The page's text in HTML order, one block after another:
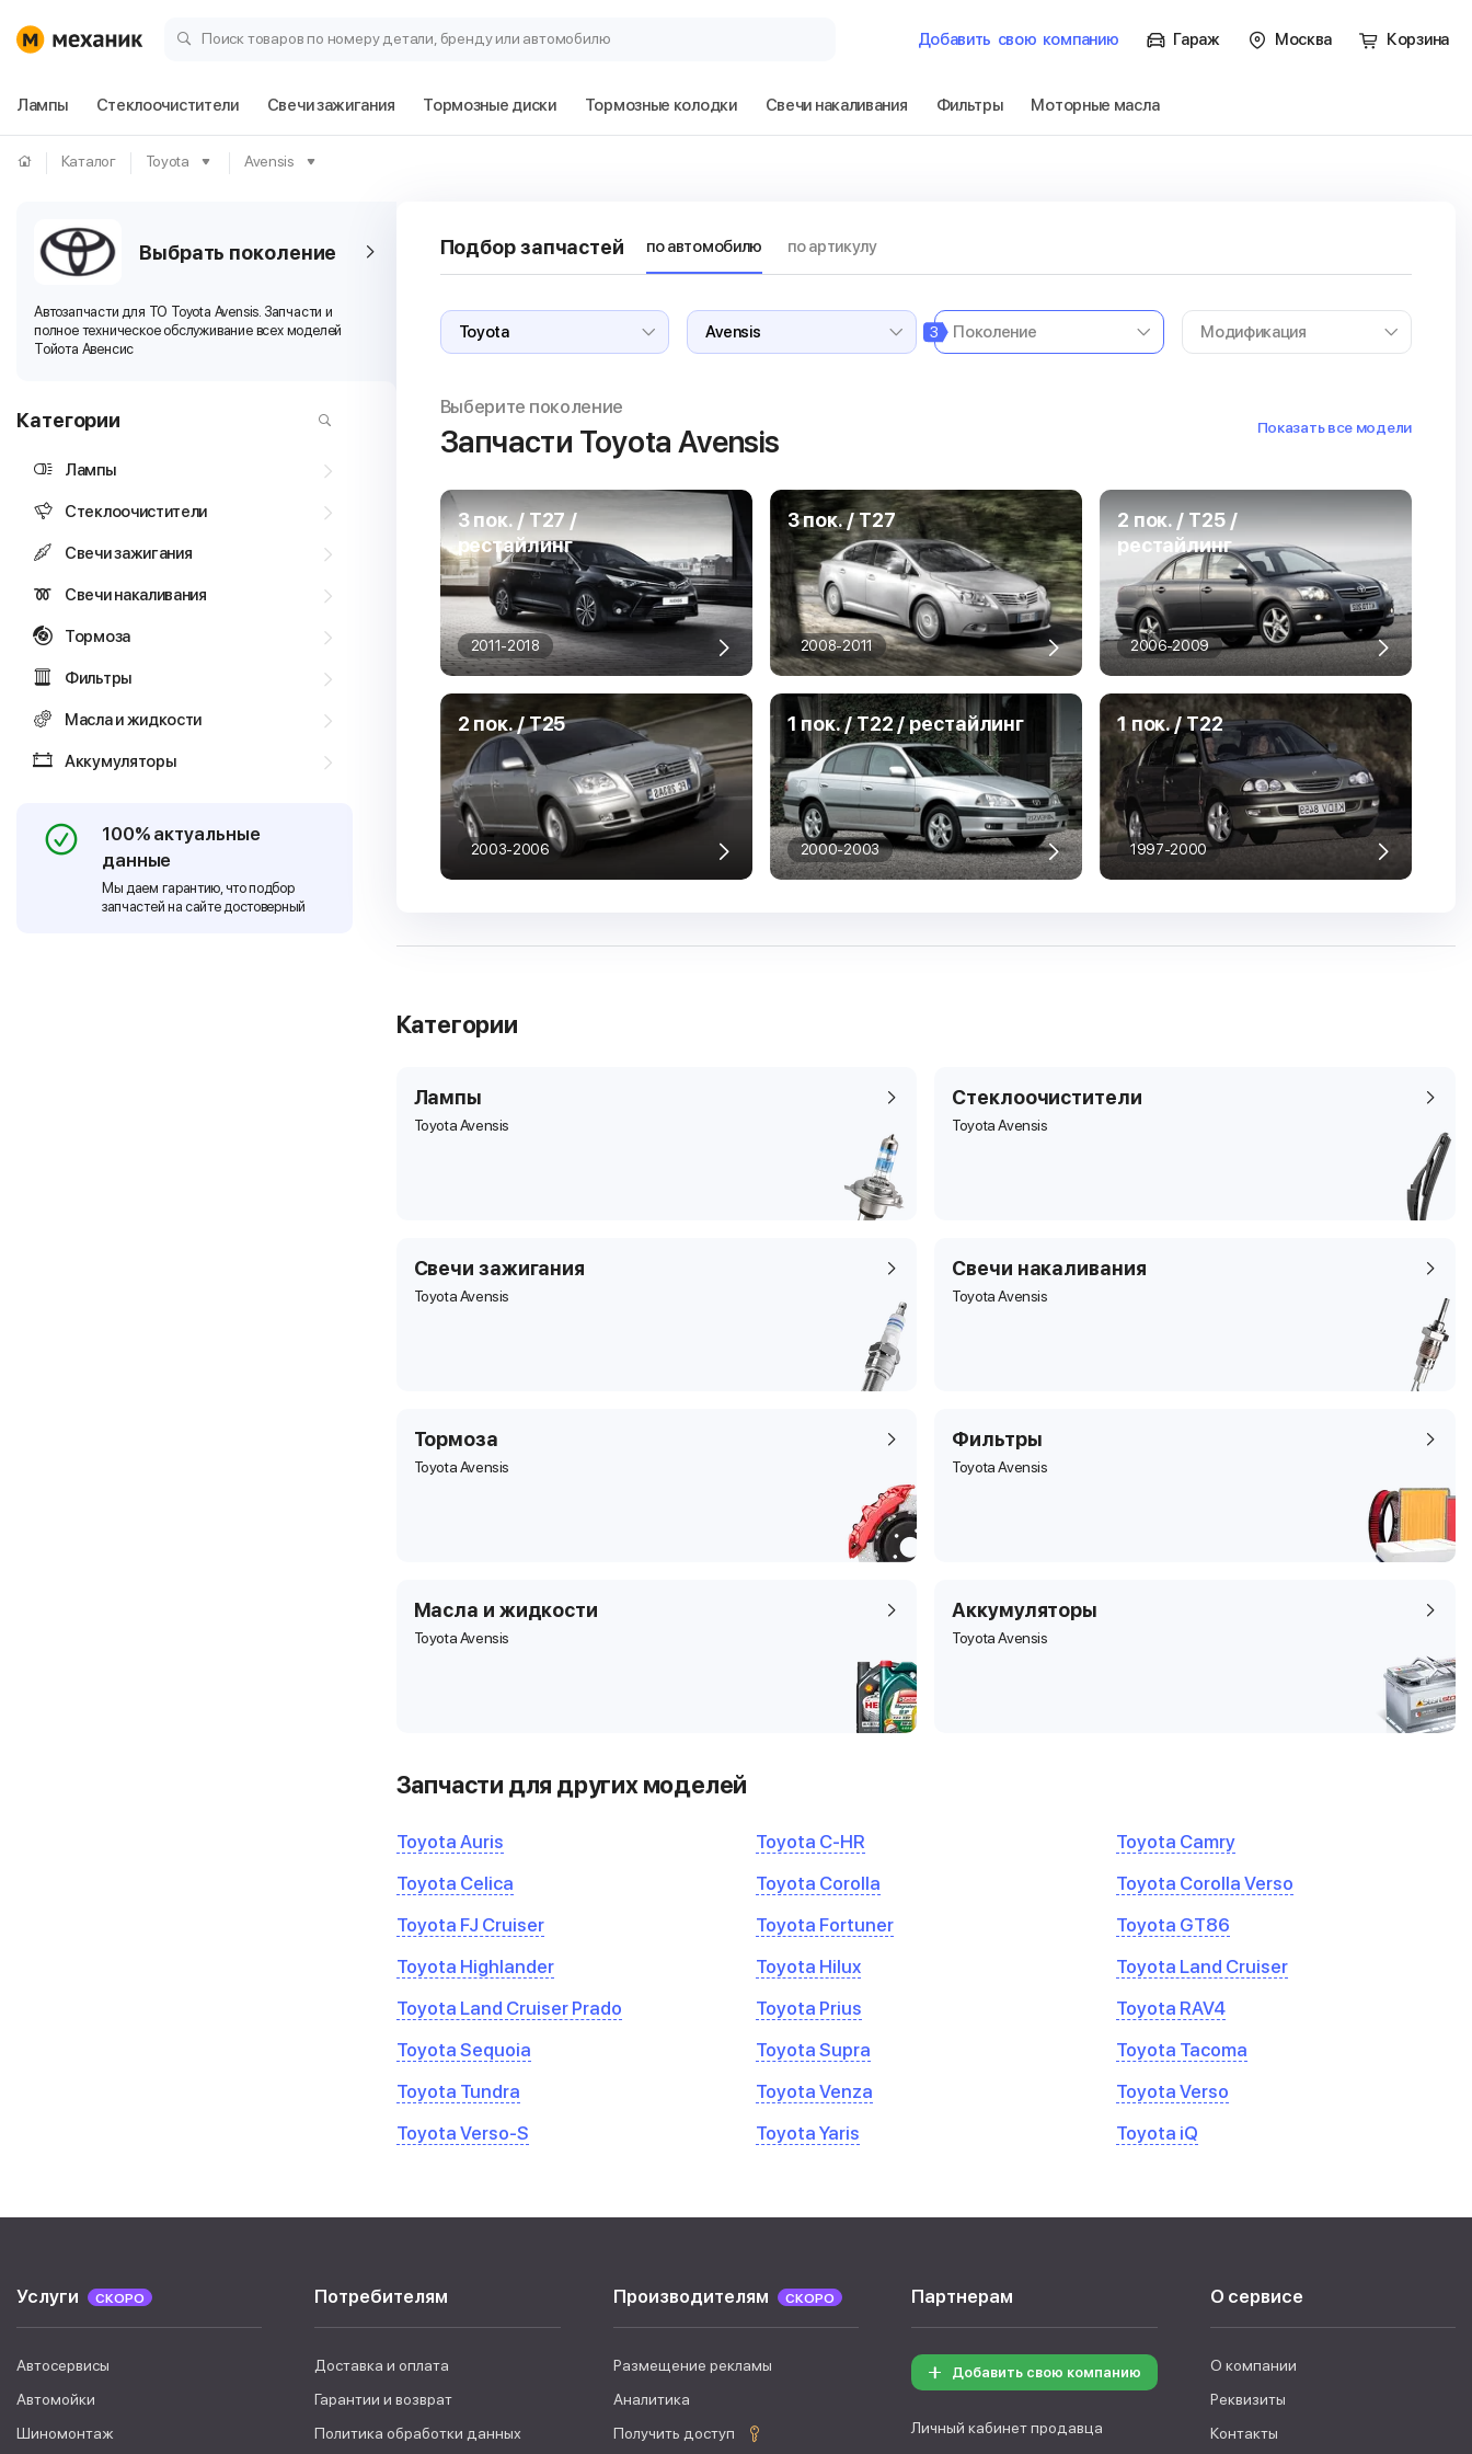
Поиск товаров по номеру детали, бренду или автомобилю Добавить свою компанию Гараж Москва Корзина
Лампы Стеклоочистители Свечи зажигания Тормозные диски Тормозные колодки Свечи накаливания Фильтры Моторные масла
Каталог Toyota Avensis
Выбрать поколение
Автозапчасти для ТО Toyota Avensis. Запчасти и
полное техническое обслуживание всех моделей
Тойота Авенсис
Категории
Лампы
Стеклоочистители
Свечи зажигания
Свечи накаливания
Тормоза
Фильтры
Масла и жидкости
Аккумуляторы
100% актуальные
данные
Мы даем гарантию, что подбор
запчастей на сайте достоверный
Подбор запчастей по автомобилю по артикулу
3
Выберите поколение
Запчасти Toyota Avensis Показать все модели
3 пок. / T27 /
рестайлинг
2011-2018
3 пок. / T27
2008-2011
2 пок. / T25 /
рестайлинг
2006-2009
2 пок. / T25
2003-2006
1 пок. / T22 / рестайлинг
2000-2003
1 пок. / T22
1997-2000
Категории
Лампы
Toyota Avensis
Стеклоочистители
Toyota Avensis
Свечи зажигания
Toyota Avensis
Свечи накаливания
Toyota Avensis
Тормоза
Toyota Avensis
Фильтры
Toyota Avensis
Масла и жидкости
Toyota Avensis
Аккумуляторы
Toyota Avensis
Запчасти для других моделей
Toyota Auris Toyota C-HR
Toyota Camry
Toyota Celica
Toyota Corolla
Toyota Corolla Verso
Toyota FJ Cruiser
Toyota Fortuner
Toyota GT86
Toyota Highlander
Toyota Hilux
Toyota Land Cruiser
Toyota Land Cruiser Prado
Toyota Prius
Toyota RAV4
Toyota Sequoia
Toyota Supra
Toyota Tacoma
Toyota Tundra
Toyota Venza
Toyota Verso
Toyota Verso-S
Toyota Yaris Toyota iQ
Услуги СКОРО
Автосервисы
Автомойки
Шиномонтаж
Потребителям
Доставка и оплата
Гарантии и возврат
Политика обработки данных
Производителям СКОРО
Размещение рекламы
Аналитика
Получить доступ
Партнерам
Добавить свою компанию
Личный кабинет продавца
О сервисе
О компании
Реквизиты
Контакты